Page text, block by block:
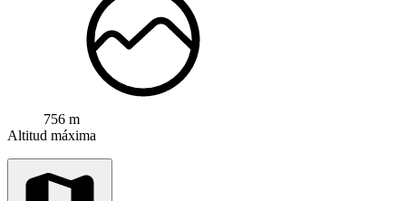
756 m
Altitud máxima